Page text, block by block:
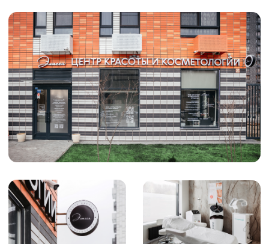
star5792@mail.ru
10:00 - 22:00
e-mail
+7 (925) 366-65-55
Телефон
График работы
Московская область, г.о. Ленинский, рп.
Дрожжино, ул. Южная, д. 16к2
Адрес
ООО «ЦЕНТР КРАСОТЫ
И КОСМЕТОЛОГИИ ЭЛИССА»